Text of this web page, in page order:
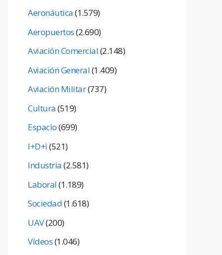
Aeronáutica(1.579)
Aeropuertos(2.690)
Aviación Comercial(2.148)
Aviación General(1.409)
Aviación Militar(737)
Cultura(519)
Espacio(699)
I+D+i(521)
Industria(2.581)
Laboral(1.189)
Sociedad(1.618)
UAV(200)
Vídeos(1.046)